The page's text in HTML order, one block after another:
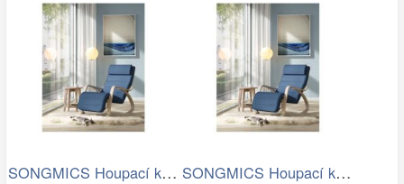
SONGMICS Houpací křeslo polstrované… SONGMICS Houpací křeslo polstrované…